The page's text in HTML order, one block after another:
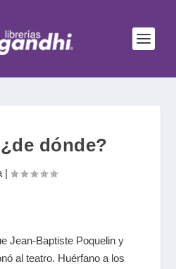
dónde?
|
Jean-Baptiste Poquelin y
al teatro. Huérfano a los